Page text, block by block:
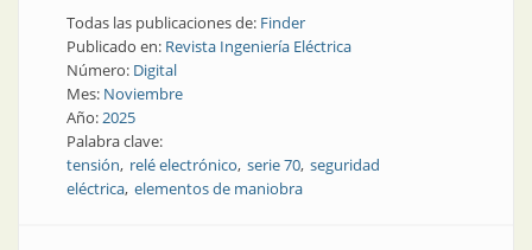
Todas las publicaciones de: Finder
Publicado en: Revista Ingeniería Eléctrica
Número: Digital
Mes: Noviembre
Año:2025
Palabra clave:
tensión relé electrónico serie 70 seguridad
eléctrica elementos de maniobra